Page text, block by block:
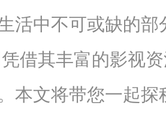
活中不可或缺的
借其丰富的影视
本文将带您一起